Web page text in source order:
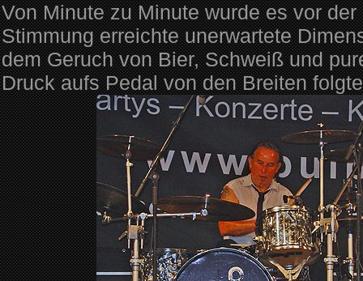
Von Minute zu Minute wurde es vor
Stimmung erreichte unerwartete
dem Geruch von Bier, Schweiß und
Druck aufs Pedal von den Breiten